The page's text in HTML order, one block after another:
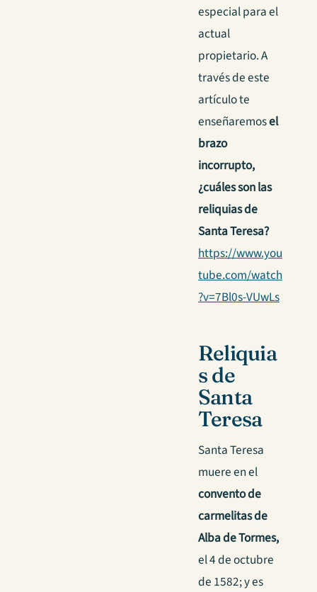
especial para el
actual
propietario. A
través de este
artículo te
enseñaremosel
brazo
incorrupto,
¿cuáles son las
reliquias de
Santa Teresa?
https://www.you
tube.com/watch
?v=7Bl0s-VUwLs
Reliquia
s de
Santa
Teresa
Santa Teresa
muere en el
convento de
carmelitas de
Alba de Tormes,
el 4 de octubre
de 1582; y es